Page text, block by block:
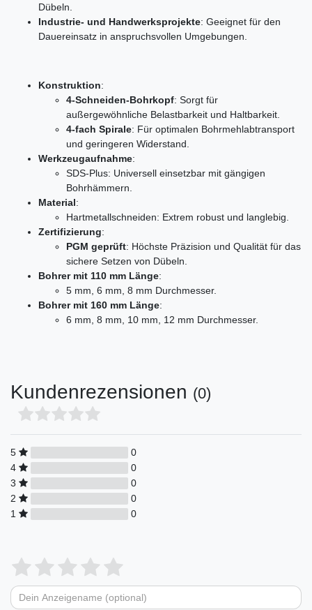
Dübeln.
Industrie- und Handwerksprojekte: Geeignet für den
Dauereinsatz in anspruchsvollen Umgebungen.
Konstruktion:
4-Schneiden-Bohrkopf: Sorgt für
außergewöhnliche Belastbarkeit und Haltbarkeit.
4-fach Spirale: Für optimalen Bohrmehlabtransport
und geringeren Widerstand.
Werkzeugaufnahme:
SDS-Plus: Universell einsetzbar mit gängigen
Bohrhämmern.
Material:
Hartmetallschneiden: Extrem robust und langlebig.
Zertifizierung:
PGM geprüft: Höchste Präzision und Qualität für das
sichere Setzen von Dübeln.
Bohrer mit 110 mm Länge:
5 mm, 6 mm, 8 mm Durchmesser.
Bohrer mit 160 mm Länge:
6 mm, 8 mm, 10 mm, 12 mm Durchmesser.
Kundenrezensionen (0)
5
0
4
0
3
0
2
0
1
0
Bewertungssterne
von
4
von
3
von
2
von
1
von